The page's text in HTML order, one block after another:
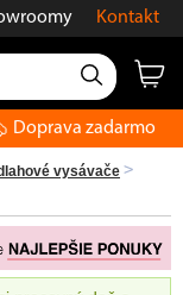
Kontakt
Doprava zadarmo
vysávače